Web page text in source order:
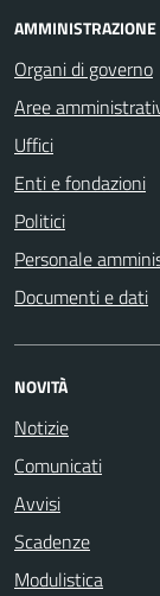
AMMINISTRAZIONE
Organi di governo
Aree
Uffici
Enti e fondazioni
Politici
Personale
Documenti e dati
NOVITÀ
Notizie
Comunicati
Avvisi
Scadenze
Modulistica